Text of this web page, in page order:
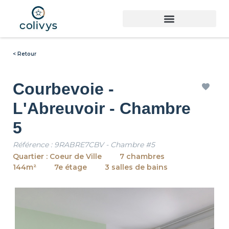
< Retour
Courbevoie -
L'Abreuvoir - Chambre
5
Référence : 9RABRE7CBV - Chambre #5
Quartier : Coeur de Ville
7 chambres
144m²
7e étage 3 salles de bains